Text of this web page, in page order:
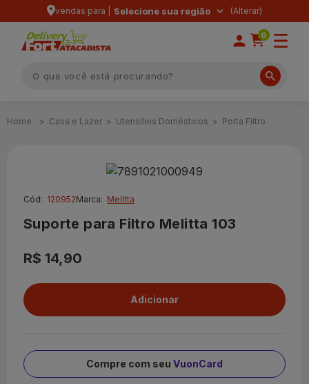
vendas para | Selecione sua região
0
Casa e Lazer Utensílios Domésticos Porta Filtro
Cód: 120952Marca: Melitta
Suporte para Filtro Melitta 103
R$ 14,90
Compre com seu VuonCard